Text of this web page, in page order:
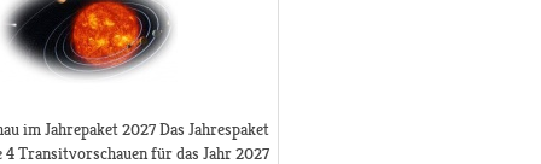
im Jahrepaket 2027 Das Jahrespaket
Transitvorschauen für das Jahr 2027